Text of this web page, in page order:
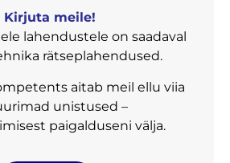
Kirjuta meile!
lahendustele on saadaval
rätseplahendused.
aitab meil ellu viia
unistused –
paigalduseni välja.